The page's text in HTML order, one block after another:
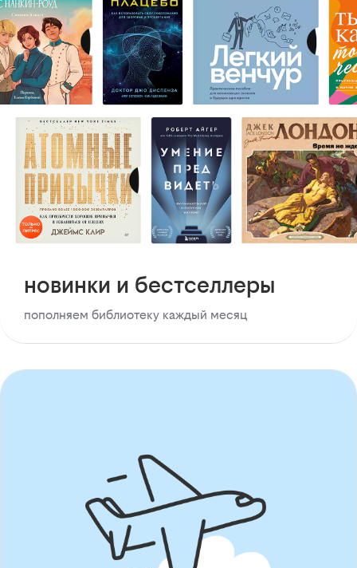
новинки и бестселлеры
пополняем библиотеку каждый месяц